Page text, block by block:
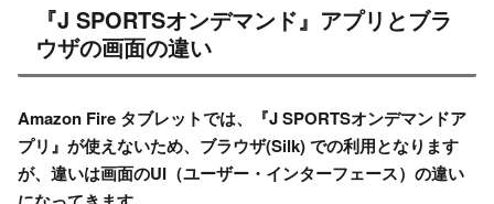
『J SPORTSオンデマンド』アプリとブラ
ウザの画面の違い
Amazon Fire タブレットでは、『J SPORTSオンデマンドア
プリ』が使えないため、ブラウザ(Silk) での利用となります
が、違いは画面のUI（ユーザー・インターフェース）の違い